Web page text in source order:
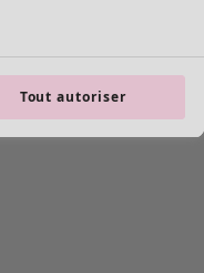
Tout autoriser